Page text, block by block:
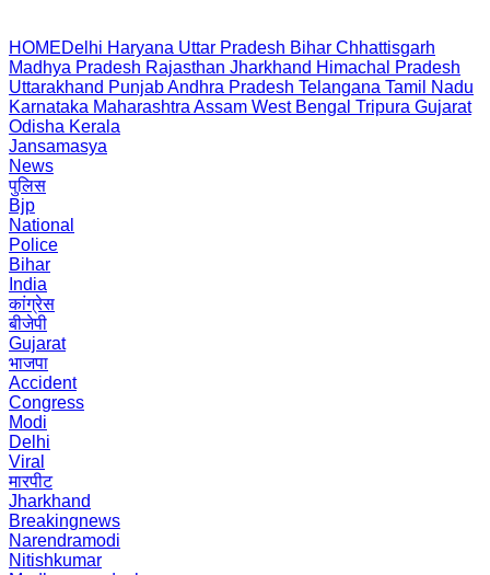
HOMEDelhi Haryana Uttar Pradesh Bihar Chhattisgarh
Madhya Pradesh Rajasthan Jharkhand Himachal Pradesh
Uttarakhand PunjabAndhra Pradesh Telangana Tamil Nadu
Karnataka Maharashtra Assam West Bengal Tripura Gujarat
Odisha Kerala
Jansamasya
News
पुलिस
Bjp
National
Police
Bihar
India
कांग्रेस
बीजेपी
Gujarat
भाजपा
Accident
Congress
Modi
Delhi
Viral
मारपीट
Jharkhand
Breakingnews
Narendramodi
Nitishkumar